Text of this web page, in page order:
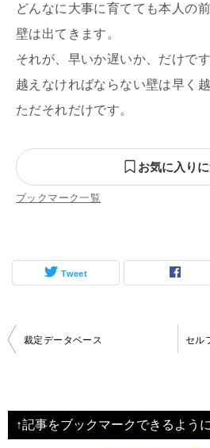
どんなに大事に育てても本人の
壁は出てきます。
それが、早いか遅いか、だけです
越えなければならない壁は早く
ただそれだけです。
お気に入り
ブックマーク一覧
Tweet
投
ビ
ゲ
裁定データベース
↑記事をブックマークできるよう